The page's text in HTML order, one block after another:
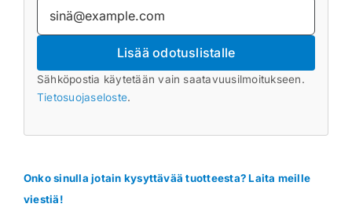
Lisää odotuslistalle
Sähköpostia käytetään vain saatavuusilmoitukseen.
Tietosuojaseloste.
Onko sinulla jotain kysyttävää tuotteesta? Laita meille
viestiä!